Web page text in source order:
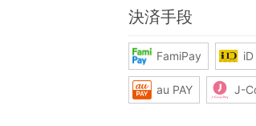
決済手段
FamiPay iD
au PAY J-